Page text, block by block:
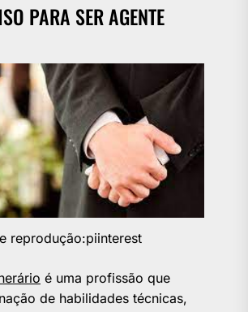
PARA SER AGENTE
reprodução:piinterest
é uma profissão que
de habilidades técnicas,